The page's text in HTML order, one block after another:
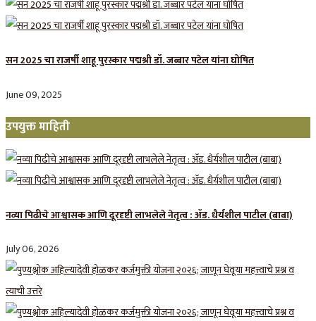
सन 2025 चा राजर्षी शाहू पुरस्कार प‌द्मश्री डॉ. जब्बार पटेल यांना घोषित
June 09, 2025
उपयुक्त माहिती
नव्या पिढीचे आश्वासक आणि दूरदृष्टी लाभलेले नेतृत्व : ॲड. धैर्यशील पाटील (बाबा)
July 06, 2026